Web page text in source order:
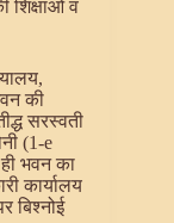
शिक्षाओं व
की
सरस्वती
(1-e
भवन का
कार्यालय
बिश्नोई